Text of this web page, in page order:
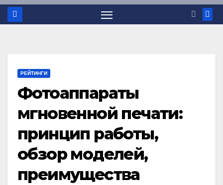
РЕЙТИНГИ
Фотоаппараты
мгновенной печати:
принцип работы,
обзор моделей,
преимущества